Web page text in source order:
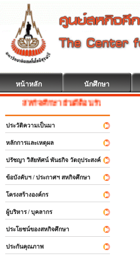
หน้าหลัก นักศึกษา
สหกิจศึกษา ยินดีต้อนรับ
ประวัติความเป็นมา
หลักการและเหตุผล
ปรัชญา วิสัยทัศน์ พันธกิจ วัตถุประสงค์
ข้อบังคับฯ / ประกาศฯ สหกิจศึกษา
โครงสร้างองค์กร
ผู้บริหาร / บุคลากร
ประโยชน์ของสหกิจศึกษา
ประกันคุณภาพ